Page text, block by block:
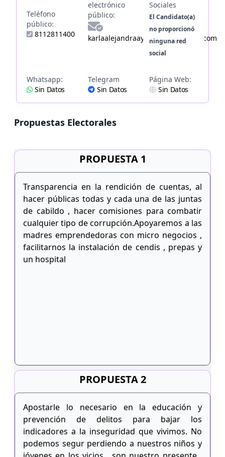
Teléfono
público:
8112811400
electrónico
público:
karlaalejandraayalagarcia@gmail.com
Sociales
El Candidato(a)
no proporcionó
ninguna red
social
Whatsapp:
Sin Datos
Telegram
Sin Datos
Página Web:
Sin Datos
Propuestas Electorales
PROPUESTA 1
Transparencia en la rendición de cuentas, al
hacer públicas todas y cada una de las juntas
de cabildo , hacer comisiones para combatir
cualquier tipo de corrupción.Apoyaremos a las
madres emprendedoras con micro negocios ,
facilitarnos la instalación de cendis , prepas y
un hospital
PROPUESTA 2
Apostarle lo necesario en la educación y
prevención de delitos para bajar los
indicadores a la inseguridad que vivimos. No
podemos segur perdiendo a nuestros niños y